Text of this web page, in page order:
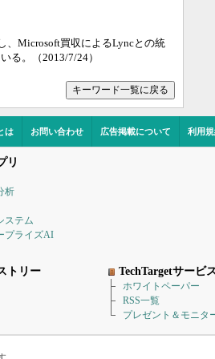
、Microsoft買収によるLyncとの統
る。
（2013/7/24）
キーワード一覧に戻る
は お問い合わせ 広告掲載について 利用
リ
析
ステム
プライズAI
トリー TechTargetサービ
ホワイトペーパー
RSS一覧
プレゼント＆モニタ